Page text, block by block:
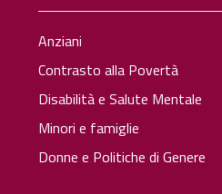
Anziani
Contrasto alla Povertà
Disabilità e Salute Mentale
Minori e famiglie
Donne e Politiche di Genere